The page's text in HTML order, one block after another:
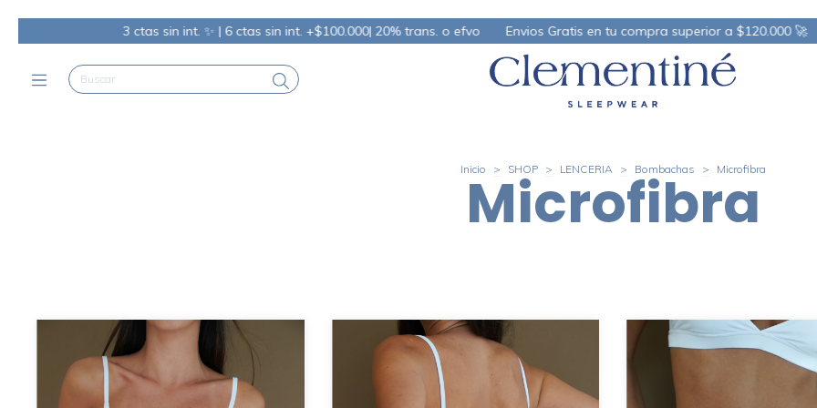
ctas sin int. ✨ | 6 ctas sin int. +$100.000| 20% trans. o efvo Envios Gratis en tu compra superior a $120.000 🚀 3 ctas sin int. ✨ |
Inicio > SHOP > LENCERIA > Bombachas > Microfibra
Microfibra